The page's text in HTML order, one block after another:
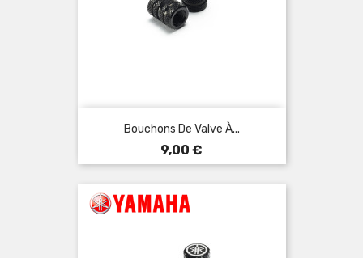
Bouchons De Valve À...
Prix
9,00 €